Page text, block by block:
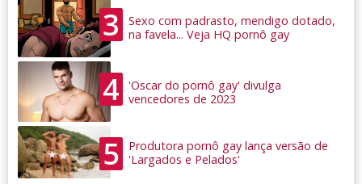
3
Sexo com padrasto, mendigo dotado,
na favela... Veja HQ pornô gay
4
'Oscar do pornô gay' divulga
vencedores de 2023
5
Produtora pornô gay lança versão de
'Largados e Pelados'